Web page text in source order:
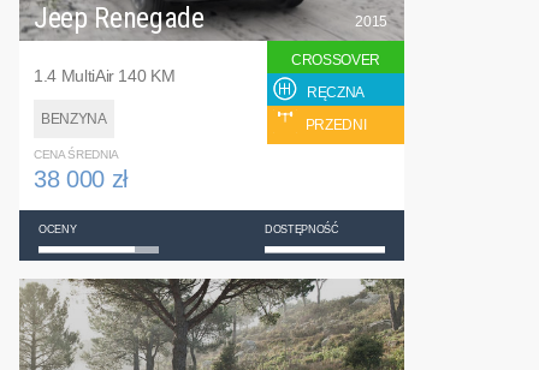
Jeep Renegade
1.4 MultiAir 140 KM
BENZYNA
2015
CROSSOVER
RĘCZNA
PRZEDNI
CENA ŚREDNIA
38 000 zł
OCENY DOSTĘPNOŚĆ